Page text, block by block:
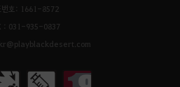
번호: 1661-8572
: 031-935-0837